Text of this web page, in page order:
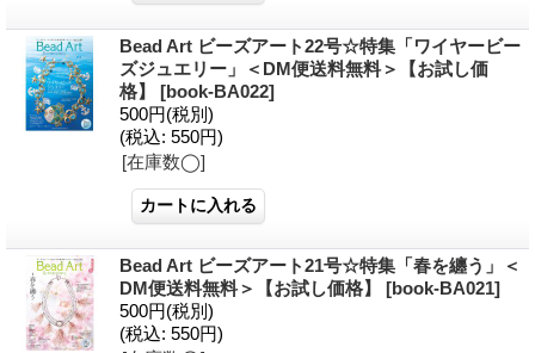
Bead Art ビーズアート22号☆特集「ワイヤービー
ズジュエリー」＜DM便送料無料＞【お試し価
格】 [book-BA022]
500円(税別)
(税込: 550円)
[在庫数◯]
Bead Art ビーズアート21号☆特集「春を纏う」＜
DM便送料無料＞【お試し価格】 [book-BA021]
500円(税別)
(税込: 550円)